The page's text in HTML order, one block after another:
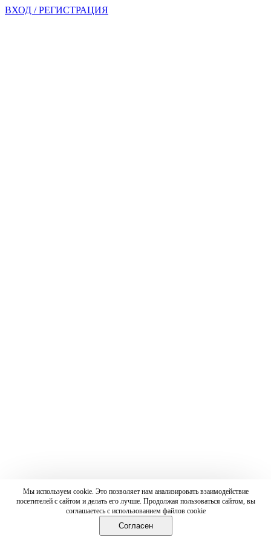
ВХОД / РЕГИСТРАЦИЯ
Мы используем cookie. Это позволяет нам анализировать взаимодействие
посетителей с сайтом и делать его лучше. Продолжая пользоваться сайтом, вы
соглашаетесь с использованием файлов cookie
Согласен